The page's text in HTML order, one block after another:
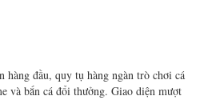
đầu, quy tụ hàng ngàn trò chơi cá
và bắn cá đổi thưởng. Giao diện mượt